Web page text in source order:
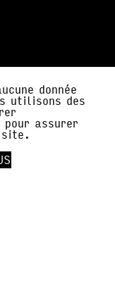
donnée
utilisons des
assurer
site.